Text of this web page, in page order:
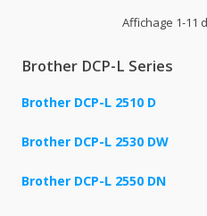
Affichage 1-11
Brother DCP-L Series
Brother DCP-L 2510 D
Brother DCP-L 2530 DW
Brother DCP-L 2550 DN